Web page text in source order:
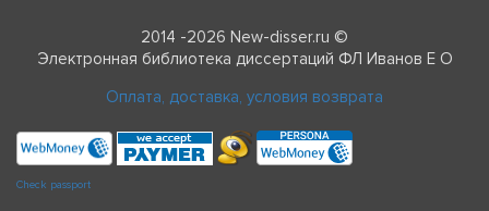
2014 -2026 New-disser.ru ©
Электронная библиотека диссертаций ФЛ Иванов Е О
Оплата, доставка, условия возврата
Check passport